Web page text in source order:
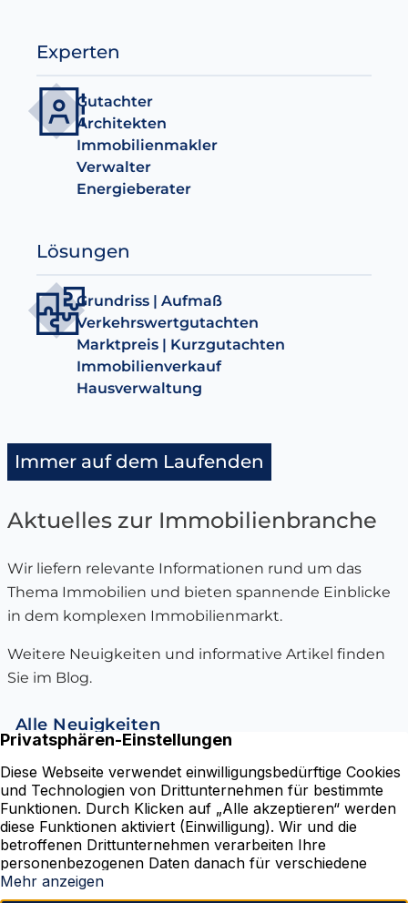
Experten
Gutachter
Architekten
Immobilienmakler
Verwalter
Energieberater
Lösungen
Grundriss | Aufmaß
Verkehrswertgutachten
Marktpreis | Kurzgutachten
Immobilienverkauf
Hausverwaltung
Immer auf dem Laufenden
Aktuelles zur Immobilienbranche
Wir liefern relevante Informationen rund um das
Thema Immobilien und bieten spannende Einblicke
in dem komplexen Immobilienmarkt.
Weitere Neuigkeiten und informative Artikel finden
Sie im Blog.
Alle Neuigkeiten